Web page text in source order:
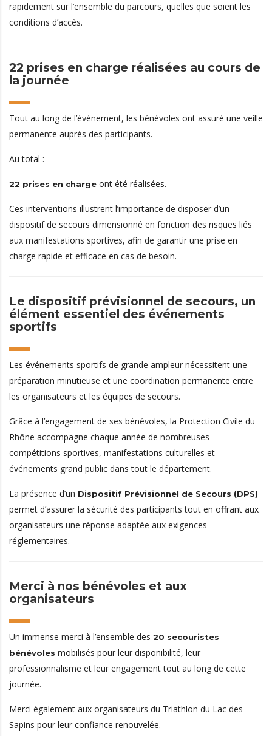
rapidement sur l’ensemble du parcours, quelles que soient les
conditions d’accès.
22 prises en charge réalisées au cours de
la journée
Tout au long de l’événement, les bénévoles ont assuré une veille
permanente auprès des participants.
Au total :
22 prises en charge ont été réalisées.
Ces interventions illustrent l’importance de disposer d’un
dispositif de secours dimensionné en fonction des risques liés
aux manifestations sportives, afin de garantir une prise en
charge rapide et efficace en cas de besoin.
Le dispositif prévisionnel de secours, un
élément essentiel des événements
sportifs
Les événements sportifs de grande ampleur nécessitent une
préparation minutieuse et une coordination permanente entre
les organisateurs et les équipes de secours.
Grâce à l’engagement de ses bénévoles, la Protection Civile du
Rhône accompagne chaque année de nombreuses
compétitions sportives, manifestations culturelles et
événements grand public dans tout le département.
La présence d’un Dispositif Prévisionnel de Secours (DPS)
permet d’assurer la sécurité des participants tout en offrant aux
organisateurs une réponse adaptée aux exigences
réglementaires.
Merci à nos bénévoles et aux
organisateurs
Un immense merci à l’ensemble des 20 secouristes
bénévoles mobilisés pour leur disponibilité, leur
professionnalisme et leur engagement tout au long de cette
journée.
Merci également aux organisateurs du Triathlon du Lac des
Sapins pour leur confiance renouvelée.